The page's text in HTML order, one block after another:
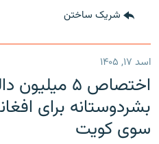
شریک ساختن
اسد ۱۷, ۱۴۰۵
اختصاص ۵
بشردوستانه برای
سوی کویت